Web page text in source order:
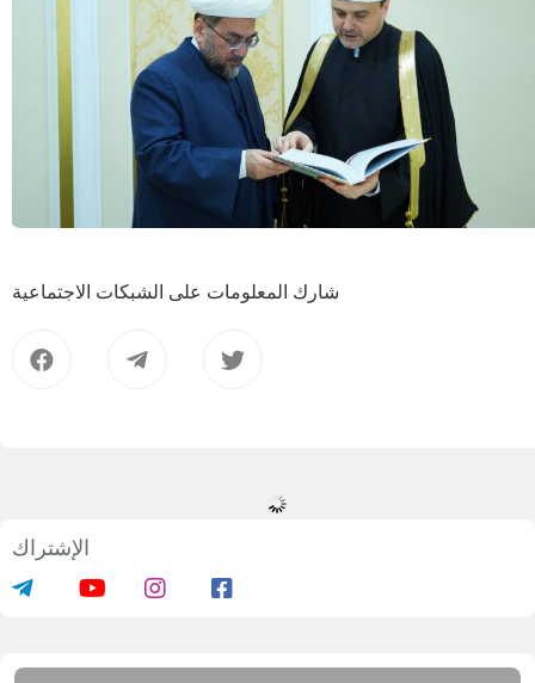
شارك المعلومات على الشبكات الاجتماعية
الإشتراك